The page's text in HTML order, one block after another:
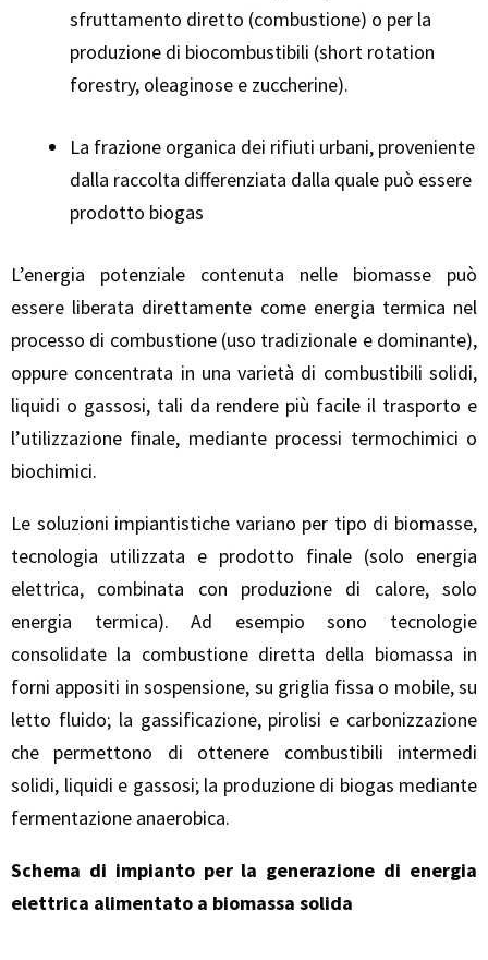
sfruttamento diretto (combustione) o per la
produzione di biocombustibili (short rotation
forestry, oleaginose e zuccherine).
La frazione organica dei rifiuti urbani, proveniente
dalla raccolta differenziata dalla quale può essere
prodotto biogas
L’energia potenziale contenuta nelle biomasse può
essere liberata direttamente come energia termica nel
processo di combustione (uso tradizionale e dominante),
oppure concentrata in una varietà di combustibili solidi,
liquidi o gassosi, tali da rendere più facile il trasporto e
l’utilizzazione finale, mediante processi termochimici o
biochimici.
Le soluzioni impiantistiche variano per tipo di biomasse,
tecnologia utilizzata e prodotto finale (solo energia
elettrica, combinata con produzione di calore, solo
energia termica). Ad esempio sono tecnologie
consolidate la combustione diretta della biomassa in
forni appositi in sospensione, su griglia fissa o mobile, su
letto fluido; la gassificazione, pirolisi e carbonizzazione
che permettono di ottenere combustibili intermedi
solidi, liquidi e gassosi; la produzione di biogas mediante
fermentazione anaerobica.
Schema di impianto per la generazione di energia
elettrica alimentato a biomassa solida